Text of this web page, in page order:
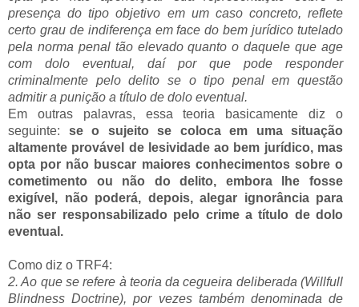
presença do tipo objetivo em um caso concreto, reflete
certo grau de indiferença em face do bem jurídico tutelado
pela norma penal tão elevado quanto o daquele que age
com dolo eventual, daí por que pode responder
criminalmente pelo delito se o tipo penal em questão
admitir a punição a título de dolo eventual.
Em outras palavras, essa teoria basicamente diz o
seguinte: se o sujeito se coloca em uma situação
altamente provável de lesividade ao bem jurídico, mas
opta por não buscar maiores conhecimentos sobre o
cometimento ou não do delito, embora lhe fosse
exigível, não poderá, depois, alegar ignorância para
não ser responsabilizado pelo crime a título de dolo
eventual.
Como diz o TRF4:
2. Ao que se refere à teoria da cegueira deliberada (Willfull
Blindness Doctrine), por vezes também denominada de